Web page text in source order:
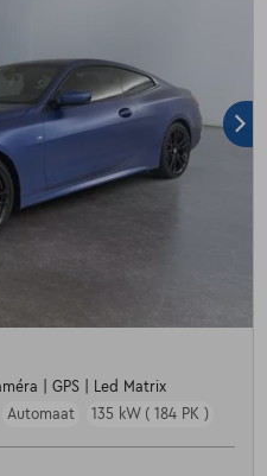
| GPS | Led Matrix
Automaat 135 kW ( 184 PK )